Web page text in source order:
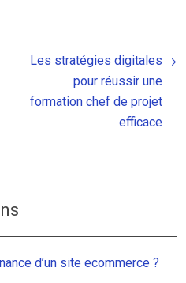
Les stratégies digitales
pour réussir une
formation chef de projet
efficace
d’un site ecommerce ?